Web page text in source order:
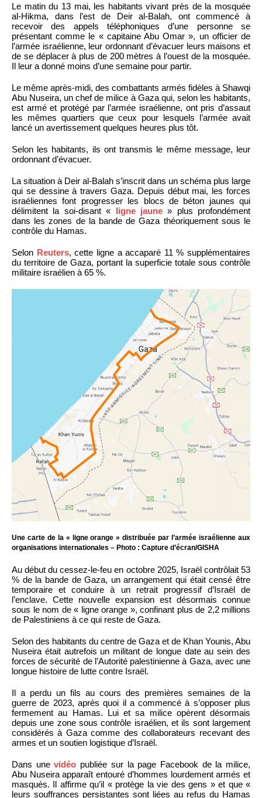
Le matin du 13 mai, les habitants vivant près de la mosquée
al-Hikma, dans l’est de Deir al-Balah, ont commencé à
recevoir des appels téléphoniques d’une personne se
présentant comme le « capitaine Abu Omar », un officier de
l’armée israélienne, leur ordonnant d’évacuer leurs maisons et
de se déplacer à plus de 200 mètres à l’ouest de la mosquée.
Il leur a donné moins d’une semaine pour partir.
Le même après-midi, des combattants armés fidèles à Shawqi
Abu Nuseira, un chef de milice à Gaza qui, selon les habitants,
est armé et protégé par l’armée israélienne, ont pris d’assaut
les mêmes quartiers que ceux pour lesquels l’armée avait
lancé un avertissement quelques heures plus tôt.
Selon les habitants, ils ont transmis le même message, leur
ordonnant d’évacuer.
La situation à Deir al-Balah s’inscrit dans un schéma plus large
qui se dessine à travers Gaza. Depuis début mai, les forces
israéliennes font progresser les blocs de béton jaunes qui
délimitent la soi-disant « ligne jaune» plus profondément
dans les zones de la bande de Gaza théoriquement sous le
contrôle du Hamas.
Selon Reuters, cette ligne a accaparé 11 % supplémentaires
du territoire de Gaza, portant la superficie totale sous contrôle
militaire israélien à 65 %.
Une carte de la « ligne orange » distribuée par l’armée israélienne aux
organisations internationales – Photo : Capture d’écran/GISHA
Au début du cessez-le-feu en octobre 2025, Israël contrôlait 53
% de la bande de Gaza, un arrangement qui était censé être
temporaire et conduire à un retrait progressif d’Israël de
l’enclave. Cette nouvelle expansion est désormais connue
sous le nom de « ligne orange », confinant plus de 2,2 millions
de Palestiniens à ce qui reste de Gaza.
Selon des habitants du centre de Gaza et de Khan Younis, Abu
Nuseira était autrefois un militant de longue date au sein des
forces de sécurité de l’Autorité palestinienne à Gaza, avec une
longue histoire de lutte contre Israël.
Il a perdu un fils au cours des premières semaines de la
guerre de 2023, après quoi il a commencé à s’opposer plus
fermement au Hamas. Lui et sa milice opèrent désormais
depuis une zone sous contrôle israélien, et ils sont largement
considérés à Gaza comme des collaborateurs recevant des
armes et un soutien logistique d’Israël.
Dans unevidéo publiée sur la page Facebook de la milice,
Abu Nuseira apparaît entouré d’hommes lourdement armés et
masqués. Il affirme qu’il « protège la vie des gens » et que «
leurs souffrances persistantes sont liées au refus du Hamas